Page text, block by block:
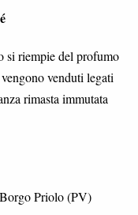
si riempie del profumo
vengono venduti legati
rimasta immutata
Priolo (PV)